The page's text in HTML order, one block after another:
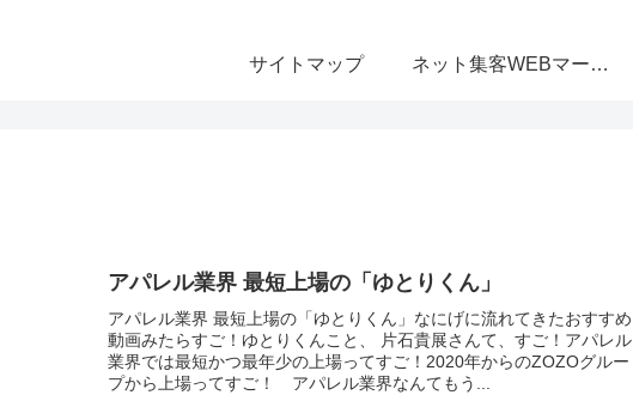
サイトマップ ネット集客WEBマーケティング無料相談室
アパレル業界 最短上場の「ゆとりくん」
アパレル業界 最短上場の「ゆとりくん」なにげに流れてきたおすすめ
動画みたらすご！ゆとりくんこと、 片石貴展さんて、すご！アパレル
業界では最短かつ最年少の上場ってすご！2020年からのZOZOグルー
プから上場ってすご！ アパレル業界なんてもう...